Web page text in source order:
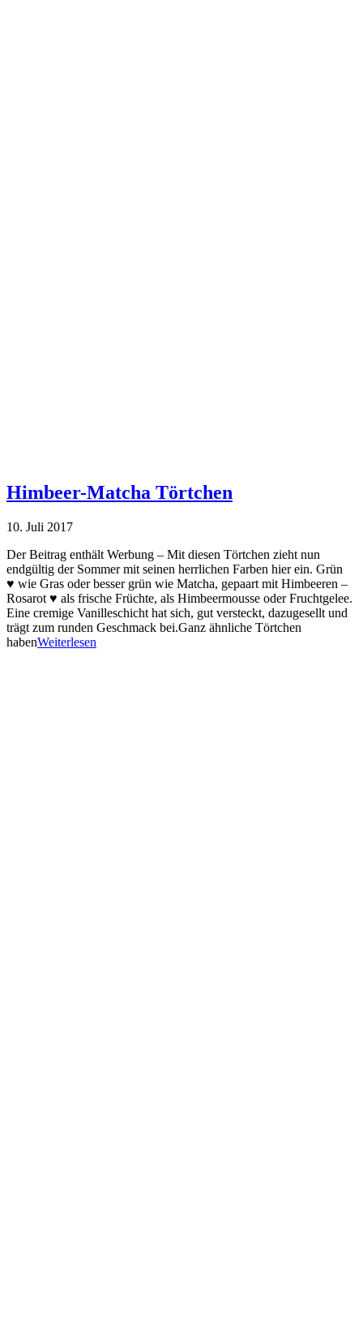
Himbeer-Matcha Törtchen
10. Juli 2017
Der Beitrag enthält Werbung – Mit diesen Törtchen zieht nun
endgültig der Sommer mit seinen herrlichen Farben hier ein. Grün
♥ wie Gras oder besser grün wie Matcha, gepaart mit Himbeeren –
Rosarot ♥ als frische Früchte, als Himbeermousse oder Fruchtgelee.
Eine cremige Vanilleschicht hat sich, gut versteckt, dazugesellt und
trägt zum runden Geschmack bei.Ganz ähnliche Törtchen
habenWeiterlesen